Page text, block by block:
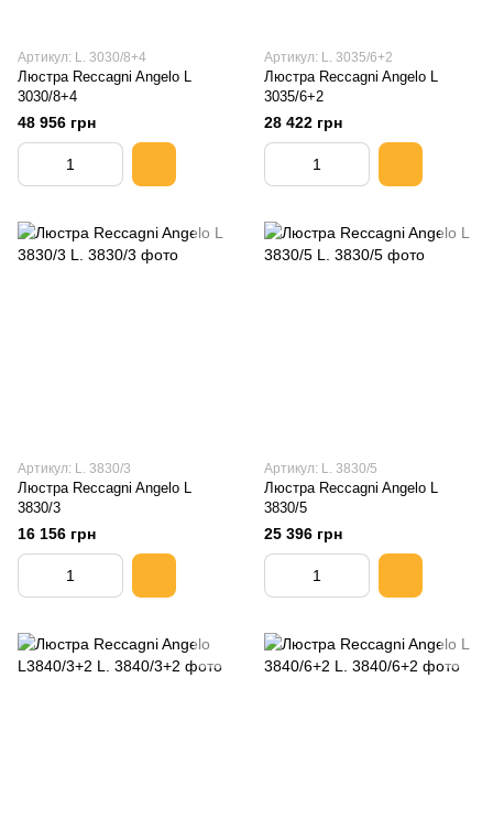
Артикул: L. 3030/8+4
Люстра Reccagni Angelo L
3030/8+4
48 956 грн
Артикул: L. 3035/6+2
Люстра Reccagni Angelo L
3035/6+2
28 422 грн
Артикул: L. 3830/3
Люстра Reccagni Angelo L
3830/3
16 156 грн
Артикул: L. 3830/5
Люстра Reccagni Angelo L
3830/5
25 396 грн